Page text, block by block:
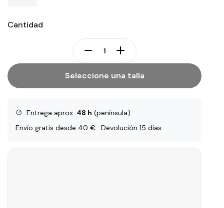
Cantidad
Seleccione una talla
Entrega aprox. 48 h (península)
Envío gratis desde 40 € · Devolución 15 días